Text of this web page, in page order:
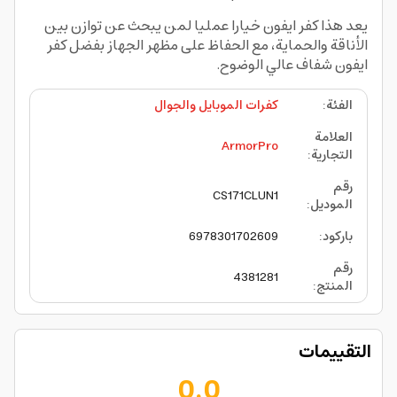
يعد هذا كفر ايفون خيارا عمليا لمن يبحث عن توازن بين
الأناقة والحماية، مع الحفاظ على مظهر الجهاز بفضل كفر
ايفون شفاف عالي الوضوح.
الفئة:
كفرات الموبايل والجوال
العلامة
التجارية:
ArmorPro
رقم
الموديل:
CS171CLUN1
باركود:
6978301702609
رقم
المنتج:
4381281
التقييمات